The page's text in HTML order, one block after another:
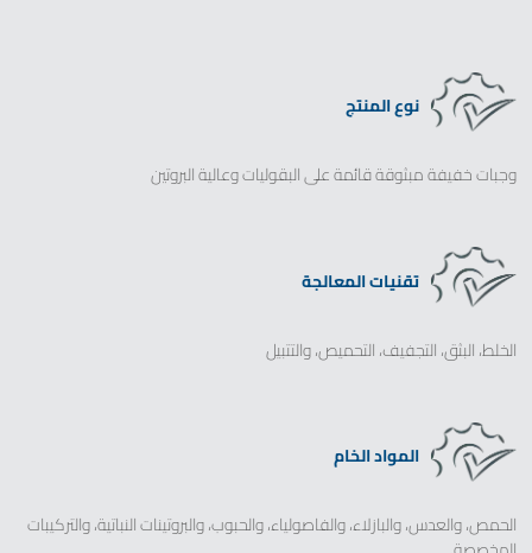
نوع المنتج
وجبات خفيفة مبثوقة قائمة على البقوليات وعالية البروتين
تقنيات المعالجة
الخلط، البثق، التجفيف، التحميص، والتتبيل
المواد الخام
الحمص، والعدس، والبازلاء، والفاصولياء، والحبوب، والبروتينات النباتية، والتركيبات